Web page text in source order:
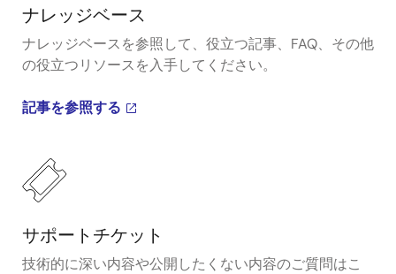
ナレッジベース
ナレッジベースを参照して、役立つ記事、FAQ、その他
の役立つリソースを入手してください。
記事を参照する
サポートチケット
技術的に深い内容や公開したくない内容のご質問はこ